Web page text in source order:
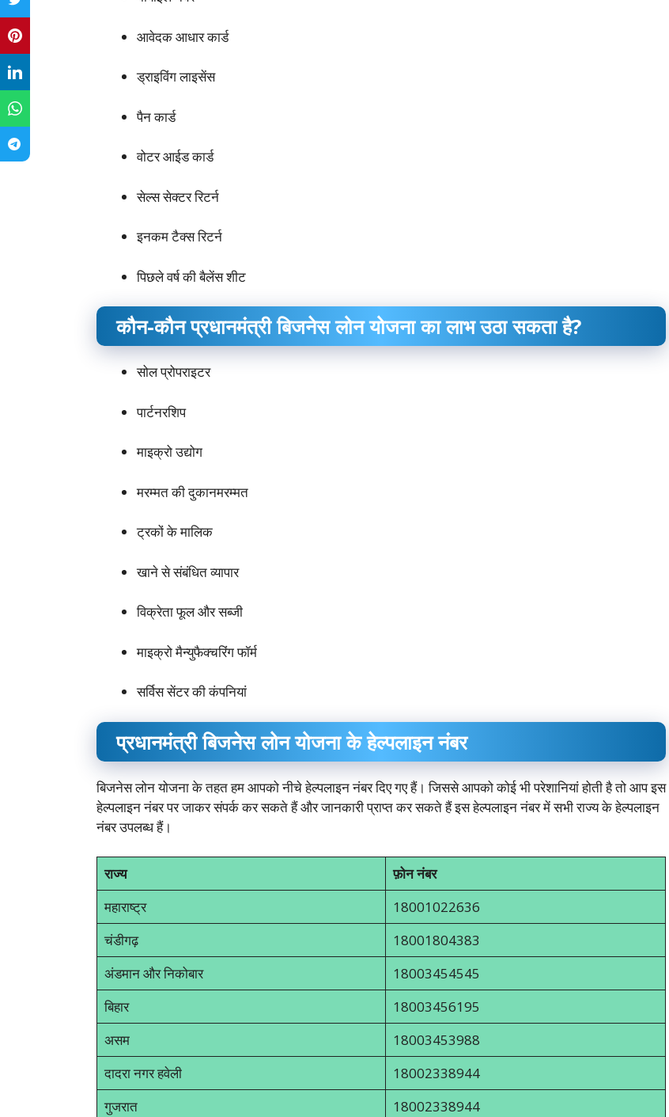
आवेदक आधार कार्ड
ड्राइविंग लाइसेंस
पैन कार्ड
वोटर आईड कार्ड
सेल्स सेक्टर रिटर्न
इनकम टैक्स रिटर्न
पिछले वर्ष की बैलेंस शीट
कौन-कौन प्रधानमंत्री बिजनेस लोन योजना का लाभ उठा सकता है?
सोल प्रोपराइटर
पार्टनरशिप
माइक्रो उद्योग
मरम्मत की दुकानमरम्मत
ट्रकों के मालिक
खाने से संबंधित व्यापार
विक्रेता फूल और सब्जी
माइक्रो मैन्युफैक्चरिंग फॉर्म
सर्विस सेंटर की कंपनियां
प्रधानमंत्री बिजनेस लोन योजना के हेल्पलाइन नंबर
बिजनेस लोन योजना के तहत हम आपको नीचे हेल्पलाइन नंबर दिए गए हैं। जिससे आपको कोई भी परेशानियां होती है तो आप इस
हेल्पलाइन नंबर पर जाकर संपर्क कर सकते हैं और जानकारी प्राप्त कर सकते हैं इस हेल्पलाइन नंबर में सभी राज्य के हेल्पलाइन
नंबर उपलब्ध हैं।
राज्य
फ़ोन नंबर
महाराष्ट्र
18001022636
चंडीगढ़
18001804383
अंडमान और निकोबार
18003454545
बिहार
18003456195
असम
18003453988
दादरा नगर हवेली
18002338944
गुजरात
18002338944